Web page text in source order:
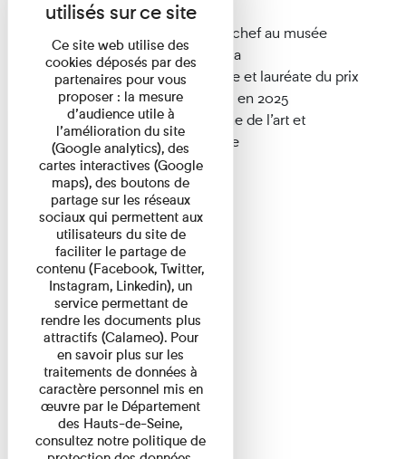
départemental Albert-Kahn
, conservatrice en chef au musée
d’Orsay, photographie et cinéma
Aurélie Scouarnec, photographe et lauréate du prix
des Amis du Musée Albert Kahn en 2025
Marie-Cécile Zinsou, historienne de l’art et
entrepreneure franco-béninoise
Ce site web utilise des
cookies déposés par des
partenaires pour vous
proposer : la mesure
d’audience utile à
l’amélioration du site
(Google analytics), des
cartes interactives (Google
maps), des boutons de
partage sur les réseaux
sociaux qui permettent aux
utilisateurs du site de
faciliter le partage de
contenu (Facebook, Twitter,
Instagram, Linkedin), un
service permettant de
rendre les documents plus
attractifs (Calameo). Pour
en savoir plus sur les
traitements de données à
caractère personnel mis en
œuvre par le Département
des Hauts-de-Seine,
consultez notre politique de